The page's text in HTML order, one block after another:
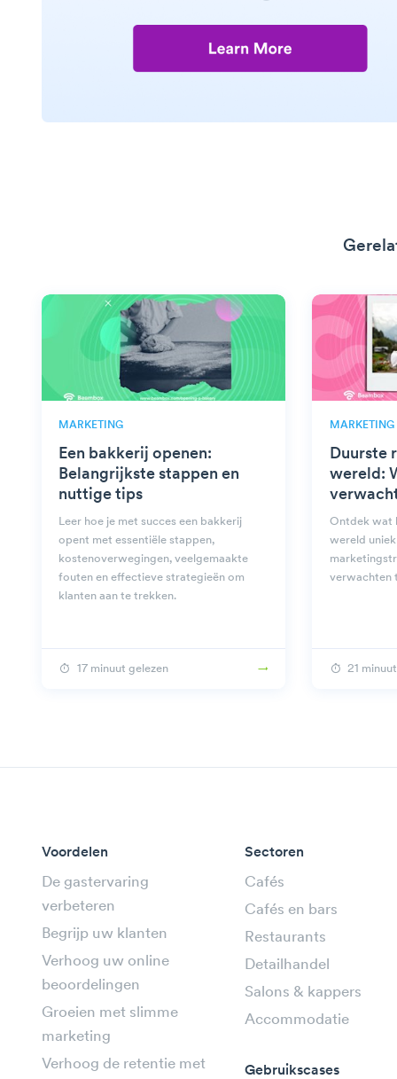
MARKETING
Een bakkerij openen:
Belangrijkste stappen en
nuttige tips
Leer hoe je met succes een bakkerij
opent met essentiële stappen,
kostenoverwegingen, veelgemaakte
fouten en effectieve strategieën om
klanten aan te trekken.
17 minuut gelezen
MARKETING
Duurste
wereld:
Ontdek wat
wereld
verwachten
21
Voordelen
De gastervaring
verbeteren
Begrijp uw klanten
Verhoog uw online
beoordelingen
Groeien met slimme
marketing
Verhoog de retentie met
Sectoren
Cafés
Cafés en bars
Restaurants
Detailhandel
Salons & kappers
Accommodatie
Gebruikscases